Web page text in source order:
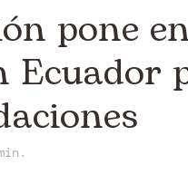
pone
Ecuador